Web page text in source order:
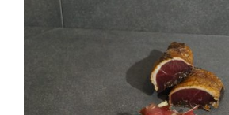
IN DEN WARENKORB /